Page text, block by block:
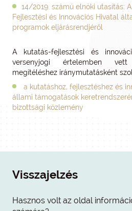
14/2019. számú elnöki utasítás:
Fejlesztési és Innovációs Hivatal
programok eljárásrendjéről
A kutatás-fejlesztési és
versenyjogi értelemben
megítéléshez iránymutatásként
a kutatáshoz, fejlesztéshez és
állami támogatások
bizottsági közlemény
Visszajelzés
Hasznos volt az oldal